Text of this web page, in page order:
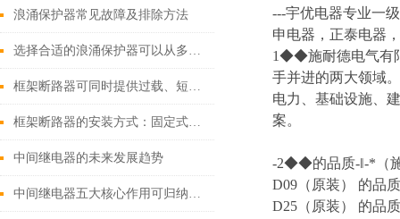
浪涌保护器常见故障及排除方法
选择合适的浪涌保护器可以从多个角度探讨
框架断路器可同时提供过载、短路、漏电保护功能
框架断路器的安装方式：固定式，插入式，抽出式
中间继电器的未来发展趋势
中间继电器五大核心作用可归纳如下
---宇优电器专业一
申电器，正泰电器
1◆◆施耐德电气有
手并进的两大领域
电力、基础设施、
案。
-2◆◆的品质-‖-*（
D09（原装） 的品
D25（原装） 的品